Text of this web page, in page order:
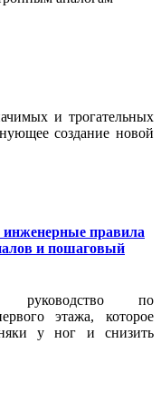
и трогательных
создание новой
инженерные правила
и пошаговый
руководство по
этажа, которое
у ног и снизить